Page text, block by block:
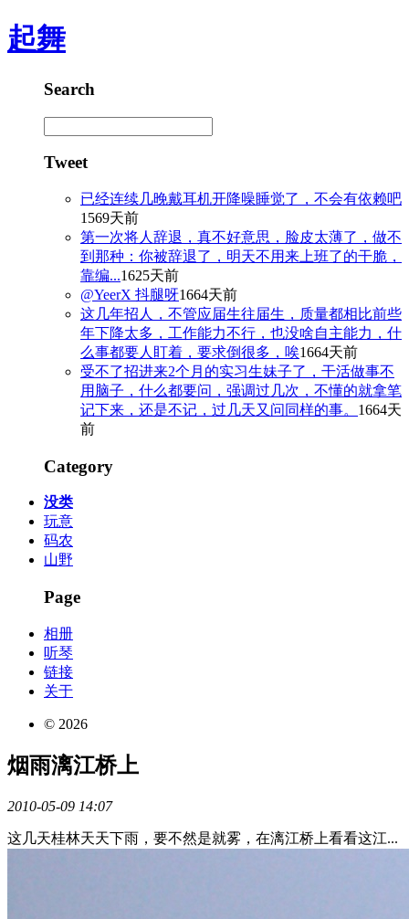
起舞
Search
Tweet
已经连续几晚戴耳机开降噪睡觉了，不会有依赖吧
1569天前
第一次将人辞退，真不好意思，脸皮太薄了，做不
到那种：你被辞退了，明天不用来上班了的干脆，
靠编...1625天前
@YeerX 抖腿呀1664天前
这几年招人，不管应届生往届生，质量都相比前些
年下降太多，工作能力不行，也没啥自主能力，什
么事都要人盯着，要求倒很多，唉1664天前
受不了招进来2个月的实习生妹子了，干活做事不
用脑子，什么都要问，强调过几次，不懂的就拿笔
记下来，还是不记，过几天又问同样的事。 1664天
前
Category
没类
玩意
码农
山野
Page
相册
听琴
链接
关于
© 2026
烟雨漓江桥上
2010-05-09 14:07
这几天桂林天天下雨，要不然是就雾，在漓江桥上看看这江...